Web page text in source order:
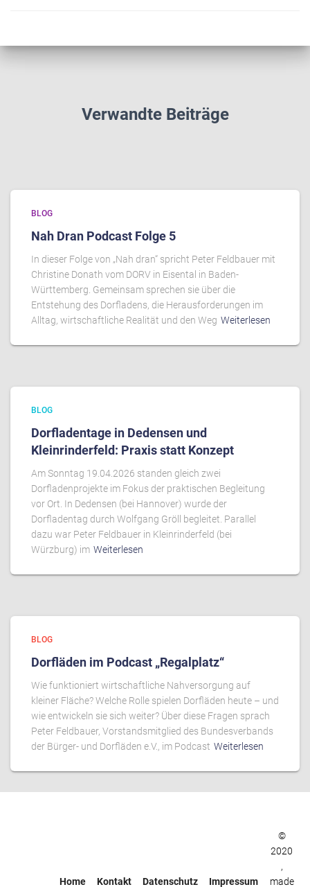
Verwandte Beiträge
BLOG
Nah Dran Podcast Folge 5
In dieser Folge von „Nah dran“ spricht Peter Feldbauer mit
Christine Donath vom DORV in Eisental in Baden-
Württemberg. Gemeinsam sprechen sie über die
Entstehung des Dorfladens, die Herausforderungen im
Alltag, wirtschaftliche Realität und den Weg Weiterlesen
BLOG
Dorfladentage in Dedensen und
Kleinrinderfeld: Praxis statt Konzept
Am Sonntag 19.04.2026 standen gleich zwei
Dorfladenprojekte im Fokus der praktischen Begleitung
vor Ort. In Dedensen (bei Hannover) wurde der
Dorfladentag durch Wolfgang Gröll begleitet. Parallel
dazu war Peter Feldbauer in Kleinrinderfeld (bei
Würzburg) im Weiterlesen
BLOG
Dorfläden im Podcast „Regalplatz“
Wie funktioniert wirtschaftliche Nahversorgung auf
kleiner Fläche? Welche Rolle spielen Dorfläden heute – und
wie entwickeln sie sich weiter? Über diese Fragen sprach
Peter Feldbauer, Vorstandsmitglied des Bundesverbands
der Bürger- und Dorfläden e.V., im Podcast Weiterlesen
Home Kontakt Datenschutz Impressum
©
2020
,
made